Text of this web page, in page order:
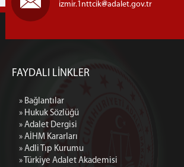
izmir.1nttcik adalet.gov.tr
FAYDALI LİNKLER
» Bağlantılar
» Hukuk Sözlüğü
» Adalet Dergisi
» AİHM Kararları
» Adli Tıp Kurumu
» Türkiye Adalet Akademisi